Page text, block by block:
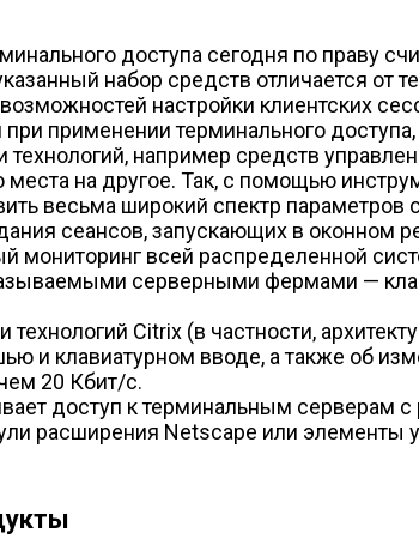
доступа сегодня по праву
набор средств отличается
настройки клиентских
применении терминального
технологий, например средств
на другое. Так, с помощью
весьма широкий спектр параметров
сеансов, запускающих в оконном
мониторинг всей распределенной
серверными фермами —
технологий Citrix (в частности,
и клавиатурном вводе, а также об
20 Кбит/с.
доступ к терминальным серверам с
расширения Netscape или элементы